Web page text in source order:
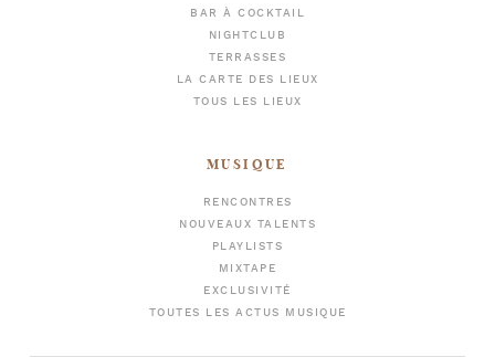
BAR À COCKTAIL
NIGHTCLUB
TERRASSES
LA CARTE DES LIEUX
TOUS LES LIEUX
MUSIQUE
RENCONTRES
NOUVEAUX TALENTS
PLAYLISTS
MIXTAPE
EXCLUSIVITÉ
TOUTES LES ACTUS MUSIQUE